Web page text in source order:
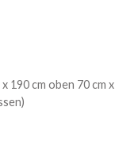
190 cm oben 70 cm x